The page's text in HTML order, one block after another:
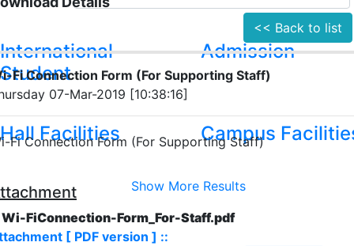
International
Student
Admission
Hall Facilities Campus
Show More Results
<< Back to list
Fi Connection Form (For Supporting Staff)
07-Mar-2019 [10:38:16]
Fi Connection Form (For Supporting Staff)
Wi-FiConnection-Form_For-Staff.pdf
[ PDF version ] ::